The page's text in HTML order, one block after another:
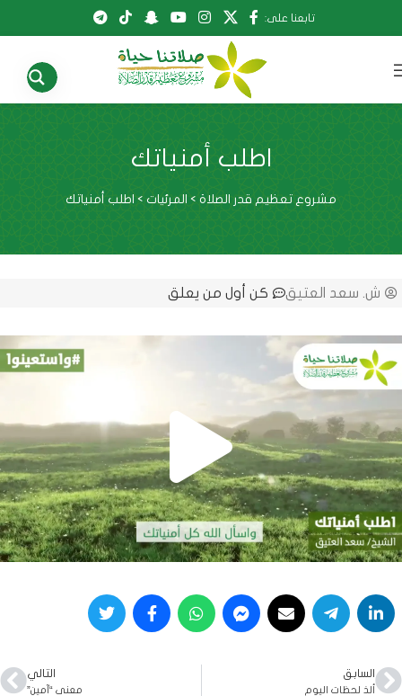
تابعنا على:
اطلب أمنياتك
مشروع تعظيم قدر الصلاة > المرئيات > اطلب أمنياتك
ش. سعد العتيق كن أول من يعلق
السابق
ألذ لحظات اليوم
التالي
معنى “آمين”